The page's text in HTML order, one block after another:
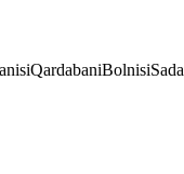
QardabaniBolnisi